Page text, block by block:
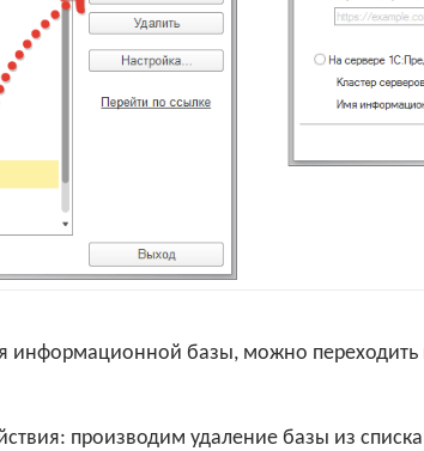
информационной базы, можно
производим удаление базы из списка